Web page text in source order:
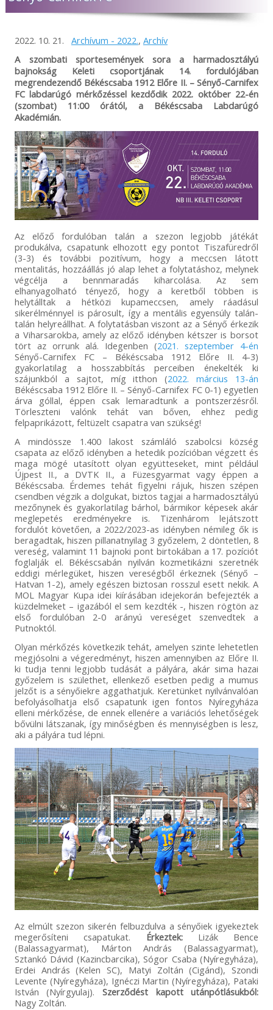
2022. 10. 21. Archívum - 2022., Archív
A szombati sportesemények sora a harmadosztályú
bajnokság Keleti csoportjának 14. fordulójában
megrendezendő Békéscsaba 1912 Előre II. – Sényő-Carnifex
FC labdarúgó mérkőzéssel kezdődik 2022. október 22-én
(szombat) 11:00 órától, a Békéscsaba Labdarúgó
Akadémián.
Az előző fordulóban talán a szezon legjobb játékát
produkálva, csapatunk elhozott egy pontot Tiszafüredről
(3-3) és további pozitívum, hogy a meccsen látott
mentalitás, hozzáállás jó alap lehet a folytatáshoz, melynek
végcélja a bennmaradás kiharcolása. Az sem
elhanyagolható tényező, hogy a keretből többen is
helytálltak a hétközi kupameccsen, amely ráadásul
sikerélménnyel is párosult, így a mentális egyensúly talán-
talán helyreállhat. A folytatásban viszont az a Sényő érkezik
a Viharsarokba, amely az előző idényben kétszer is borsot
tört az orrunk alá. Idegenben (2021. szeptember 4-én
Sényő-Carnifex FC – Békéscsaba 1912 Előre II. 4-3)
gyakorlatilag a hosszabbítás perceiben énekelték ki
szájunkból a sajtot, míg itthon (2022. március 13-án
Békéscsaba 1912 Előre II. – Sényő-Carnifex FC 0-1) egyetlen
árva góllal, éppen csak lemaradtunk a pontszerzésről.
Törleszteni valónk tehát van bőven, ehhez pedig
felpaprikázott, feltüzelt csapatra van szükség!
A mindössze 1.400 lakost számláló szabolcsi község
csapata az előző idényben a hetedik pozícióban végzett és
maga mögé utasított olyan együtteseket, mint például
Újpest II., a DVTK II., a Füzesgyarmat vagy éppen a
Békéscsaba. Érdemes tehát figyelni rájuk, hiszen szépen
csendben végzik a dolgukat, biztos tagjai a harmadosztályú
mezőnynek és gyakorlatilag bárhol, bármikor képesek akár
meglepetés eredményekre is. Tizenhárom lejátszott
fordulót követően, a 2022/2023-as idényben némileg ők is
beragadtak, hiszen pillanatnyilag 3 győzelem, 2 döntetlen, 8
vereség, valamint 11 bajnoki pont birtokában a 17. pozíciót
foglalják el. Békéscsabán nyilván kozmetikázni szeretnék
eddigi mérlegüket, hiszen vereségből érkeznek (Sényő –
Hatvan 1-2), amely egészen biztosan rosszul esett nekik. A
MOL Magyar Kupa idei kiírásában idejekorán befejezték a
küzdelmeket – igazából el sem kezdték -, hiszen rögtön az
első fordulóban 2-0 arányú vereséget szenvedtek a
Putnoktól.
Olyan mérkőzés következik tehát, amelyen szinte lehetetlen
megjósolni a végeredményt, hiszen amennyiben az Előre II.
ki tudja tenni legjobb tudását a pályára, akár sima hazai
győzelem is születhet, ellenkező esetben pedig a mumus
jelzőt is a sényőiekre aggathatjuk. Keretünket nyilvánvalóan
befolyásolhatja első csapatunk igen fontos Nyíregyháza
elleni mérkőzése, de ennek ellenére a variációs lehetőségek
bővülni látszanak, így minőségben és mennyiségben is lesz,
aki a pályára tud lépni.
Az elmúlt szezon sikerén felbuzdulva a sényőiek igyekeztek
megerősíteni csapatukat. Érkeztek:Lizák Bence
(Balassagyarmat), Márton András (Balassagyarmat),
Sztankó Dávid (Kazincbarcika), Sógor Csaba (Nyíregyháza),
Erdei András (Kelen SC), Matyi Zoltán (Cigánd), Szondi
Levente (Nyíregyháza), Ignéczi Martin (Nyíregyháza), Pataki
István (Nyírgyulaj). Szerződést kapott utánpótlásukból:
Nagy Zoltán.